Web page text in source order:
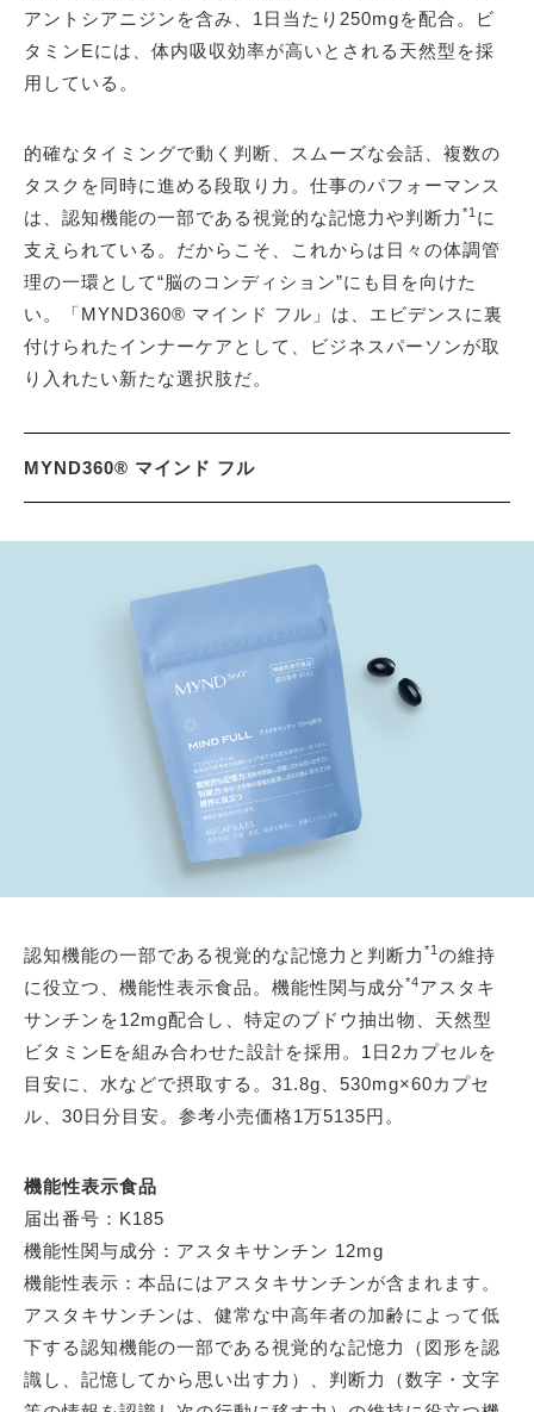
アントシアニジンを含み、1日当たり250mgを配合。ビ
タミンEには、体内吸収効率が高いとされる天然型を採
用している。
的確なタイミングで動く判断、スムーズな会話、複数の
タスクを同時に進める段取り力。仕事のパフォーマンス
は、認知機能の一部である視覚的な記憶力や判断力 *1に
支えられている。だからこそ、これからは日々の体調管
理の一環として“脳のコンディション”にも目を向けた
い。「MYND360® マインド フル」は、エビデンスに裏
付けられたインナーケアとして、ビジネスパーソンが取
り入れたい新たな選択肢だ。
MYND360® マインド フル
認知機能の一部である視覚的な記憶力と判断力 *1 の維持
に役立つ、機能性表示食品。機能性関与成分*4アスタキ
サンチンを12mg配合し、特定のブドウ抽出物、天然型
ビタミンEを組み合わせた設計を採用。1日2カプセルを
目安に、水などで摂取する。31.8g、530mg×60カプセ
ル、30日分目安。参考小売価格1万5135円。
機能性表示食品
届出番号：K185
機能性関与成分：アスタキサンチン 12mg
機能性表示：本品にはアスタキサンチンが含まれます。
アスタキサンチンは、健常な中高年者の加齢によって低
下する認知機能の一部である視覚的な記憶力（図形を認
識し、記憶してから思い出す力）、判断力（数字・文字